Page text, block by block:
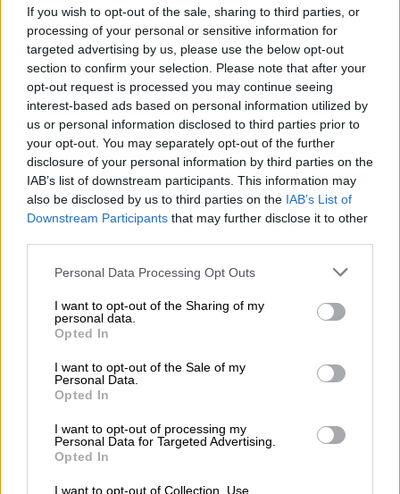
If you wish to opt-out of the sale, sharing to third parties, or
processing of your personal or sensitive information for
targeted advertising by us, please use the below opt-out
section to confirm your selection. Please note that after your
opt-out request is processed you may continue seeing
interest-based ads based on personal information utilized by
us or personal information disclosed to third parties prior to
your opt-out. You may separately opt-out of the further
disclosure of your personal information by third parties on the
IAB’s list of downstream participants. This information may
also be disclosed by us to third parties on the IAB’s List of
Downstream Participants that may further disclose it to other
Please note that this website/app uses one or more Google
not limited to your visit or usage behaviour. You may click to
grant or deny consent to Google and its third-party tags to
use your data for below specified purposes in below Google
consent section.
Personal Data Processing Opt Outs
I want to opt-out of the Sharing of my
personal data.
Opted In
I want to opt-out of the Sale of my
Personal Data.
Opted In
I want to opt-out of processing my
Personal Data for Targeted Advertising.
Opted In
I want to opt-out of Collection, Use,
Τραμπ και του Νετανιάχου, τη διοίκηση της
Γάζαςδεν θα αναλάβει η παλαιστινιακή
οργάνωσηΧαμάς, αλλά ένας συνασπισμός
τεσσάρων αραβικών κρατών. Ανάμεσά τους
αναφέρονταιτα Ηνωμένα Αραβικά Εμιράτα
και η Αίγυπτος, ενώ τα υπόλοιπα δύο δεν
κατονομάζονται.
ΗΧαμάςθαεξοριστεί, και όλοι οιόμηροι
απελευθερωθούν, σύμφωνα με τις ίδιες
πηγές. Το σχέδιο, ωστόσο, βρίθει
αβεβαιοτήτων, καθώς:
ΗΧαμάς δεν φαίνεται διατεθειμένη να
εγκαταλείψει τη Γάζα
αρνηθεί να εμπλακούν απευθείαςστη
διοίκηση της περιοχής
Οιτεχνικές λεπτομέρειες εφαρμογής
παραμένουν αδιευκρίνιστες
Η μυστική επικοινωνία και οι